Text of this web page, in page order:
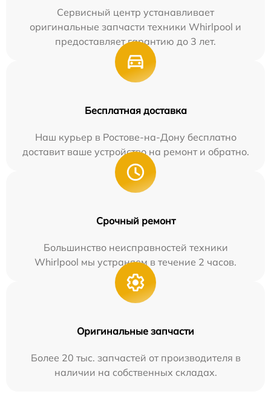
Сервисный центр устанавливает
оригинальные запчасти техники Whirlpool и
предоставляет гарантию до 3 лет.
Бесплатная доставка
Наш курьер в Ростове-на-Дону бесплатно
доставит ваше устройство на ремонт и обратно.
Срочный ремонт
Большинство неисправностей техники
Whirlpool мы устраняем в течение 2 часов.
Оригинальные запчасти
Более 20 тыс. запчастей от производителя в
наличии на собственных складах.